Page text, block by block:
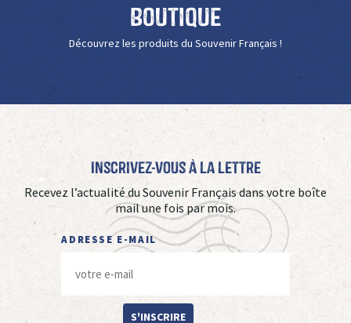
Boutique
Découvrez les produits du Souvenir Français !
Inscrivez-vous à La Lettre
Recevez l’actualité du Souvenir Français dans votre boîte
mail une fois par mois.
ADRESSE E-MAIL
S'INSCRIRE